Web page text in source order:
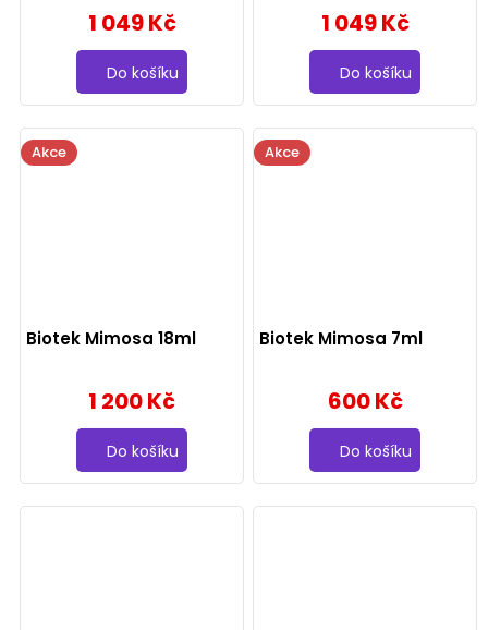
1 049 Kč
Do košíku
1 049 Kč
Do košíku
Akce
Biotek Mimosa 18ml
1 200 Kč
Do košíku
Akce
Biotek Mimosa 7ml
600 Kč
Do košíku